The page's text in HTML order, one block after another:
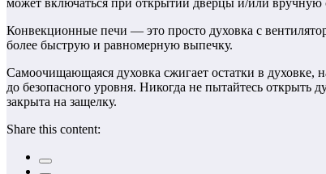
может включаться при открытии дверцы и/или
Конвекционные печи — это просто духовка с
более быструю и равномерную выпечку.
Самоочищающаяся духовка сжигает остатки в духовке,
до безопасного уровня. Никогда не пытайтесь открыть
закрыта на защелку.
Share this content: